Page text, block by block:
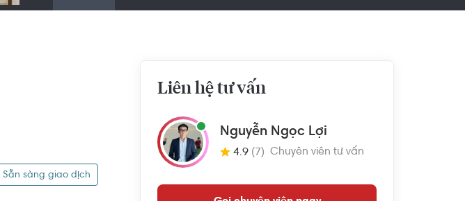
Sẵn sàng giao dịch
Liên hệ tư vấn
Nguyễn Ngọc Lợi
4.9 (7) Chuyên viên tư vấn